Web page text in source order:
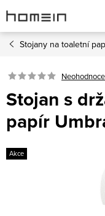
na
obsah
Stojany na toaletní
Stojan s
papír
Akce